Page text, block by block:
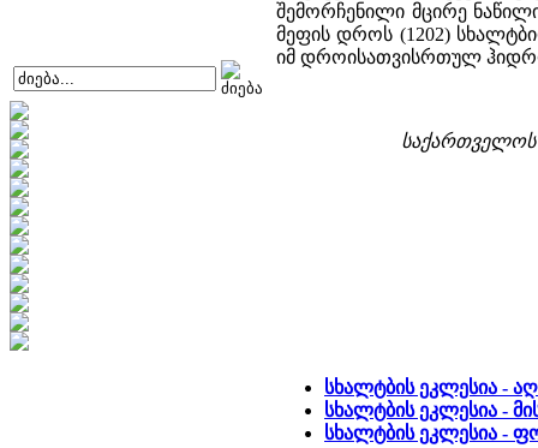
შემორჩენილი მცირე
მეფის დროს (1202)
იმ დროისათვისრთულ
საქართველოს
სხალტბის ეკლესია -
სხალტბის ეკლესია -
სხალტბის ეკლესია -